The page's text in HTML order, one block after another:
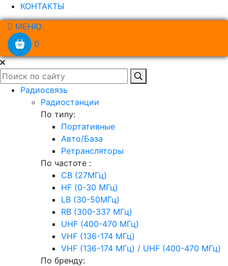
КОНТАКТЫ
МЕНЮ
0
Радиосвязь
Радиостанции
По типу:
Портативные
Авто/База
Ретрансляторы
По частоте :
CB (27МГц)
HF (0-30 МГц)
LB (30-50МГц)
RB (300-337 МГц)
UHF (400-470 МГц)
VHF (136-174 МГц)
VHF (136-174 МГц) / UHF (400-470 МГц)
По бренду: